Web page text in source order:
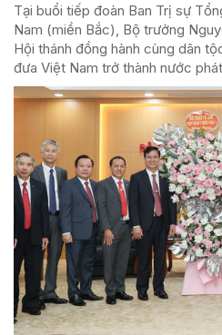
Tại buổi tiếp đoàn Ban Trị sự
Nam (miền Bắc), Bộ trưởng
Hội thánh đồng hành cùng dân
đưa Việt Nam trở thành nước